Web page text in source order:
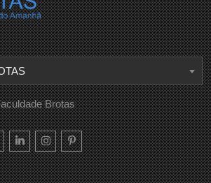
Brotas